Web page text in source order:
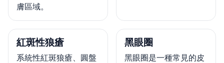
膚區域。
紅斑性狼瘡
系統性紅斑狼瘡、圓盤
黑眼圈
黑眼圈是一種常見的皮